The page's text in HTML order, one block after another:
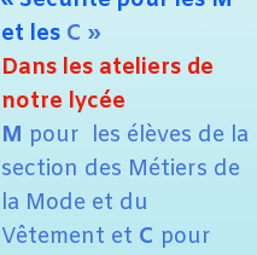
et les C »
Dans les ateliers de
notre lycée
M pour les élèves de la
section des Métiers de
la Mode et du
Vêtement et C pour